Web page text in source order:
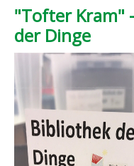
"Tofter Kram"
der Dinge